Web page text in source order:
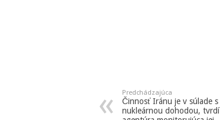
Predchádzajúca
Činnosť Iránu je v súlade s
nukleárnou dohodou, tvrdí